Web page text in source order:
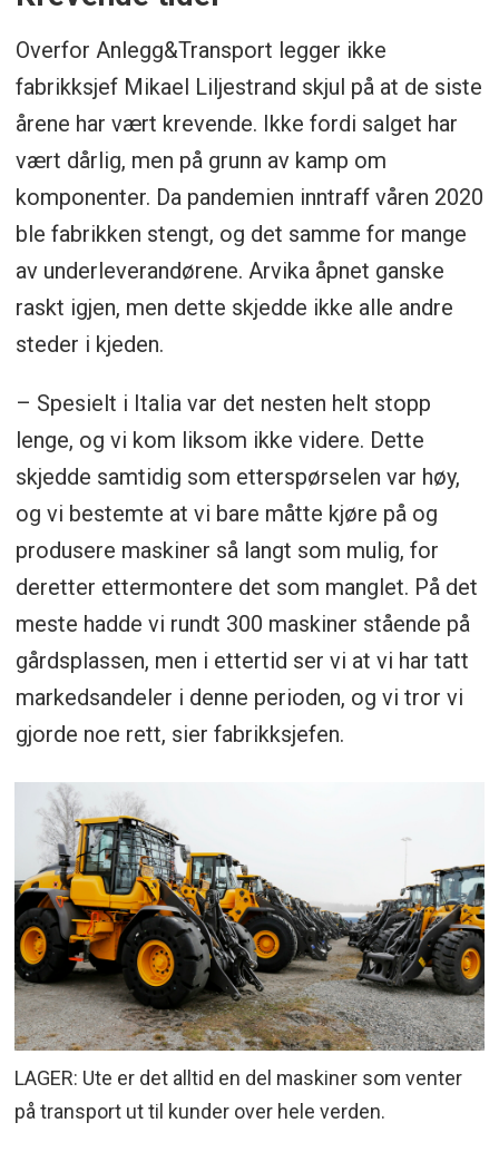
Overfor Anlegg&Transport legger ikke
fabrikksjef Mikael Liljestrand skjul på at de siste
årene har vært krevende. Ikke fordi salget har
vært dårlig, men på grunn av kamp om
komponenter. Da pandemien inntraff våren 2020
ble fabrikken stengt, og det samme for mange
av underleverandørene. Arvika åpnet ganske
raskt igjen, men dette skjedde ikke alle andre
steder i kjeden.
– Spesielt i Italia var det nesten helt stopp
lenge, og vi kom liksom ikke videre. Dette
skjedde samtidig som etterspørselen var høy,
og vi bestemte at vi bare måtte kjøre på og
produsere maskiner så langt som mulig, for
deretter ettermontere det som manglet. På det
meste hadde vi rundt 300 maskiner stående på
gårdsplassen, men i ettertid ser vi at vi har tatt
markedsandeler i denne perioden, og vi tror vi
gjorde noe rett, sier fabrikksjefen.
LAGER: Ute er det alltid en del maskiner som venter
på transport ut til kunder over hele verden.